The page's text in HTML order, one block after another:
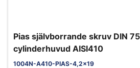
Pias självborrande skruv DIN
cylinderhuvud AISI410
1004N-A410-PIAS-4,2x19